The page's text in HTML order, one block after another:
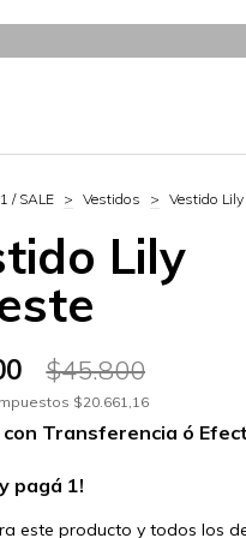
/ SALE > Vestidos > Vestido
Lily
$45.800
$20.661,16
con Transferencia ó
pagá 1!
este producto y todos los